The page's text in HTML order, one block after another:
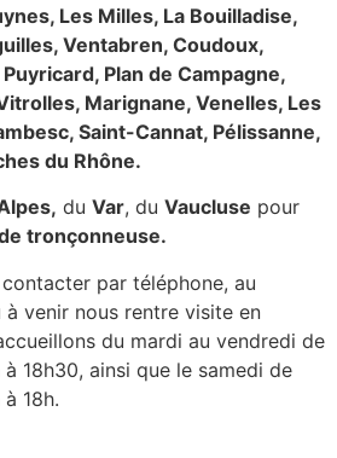
Les Milles, La Bouilladise,
Ventabren, Coudoux,
Plan de Campagne,
Marignane, Venelles, Les
Saint-Cannat, Pélissanne,
du Rhône.
du Var, du Vaucluse pour
tronçonneuse.
contacter par téléphone, au
à venir nous rentre visite en
du mardi au vendredi de
18h30, ainsi que le samedi de
18h.